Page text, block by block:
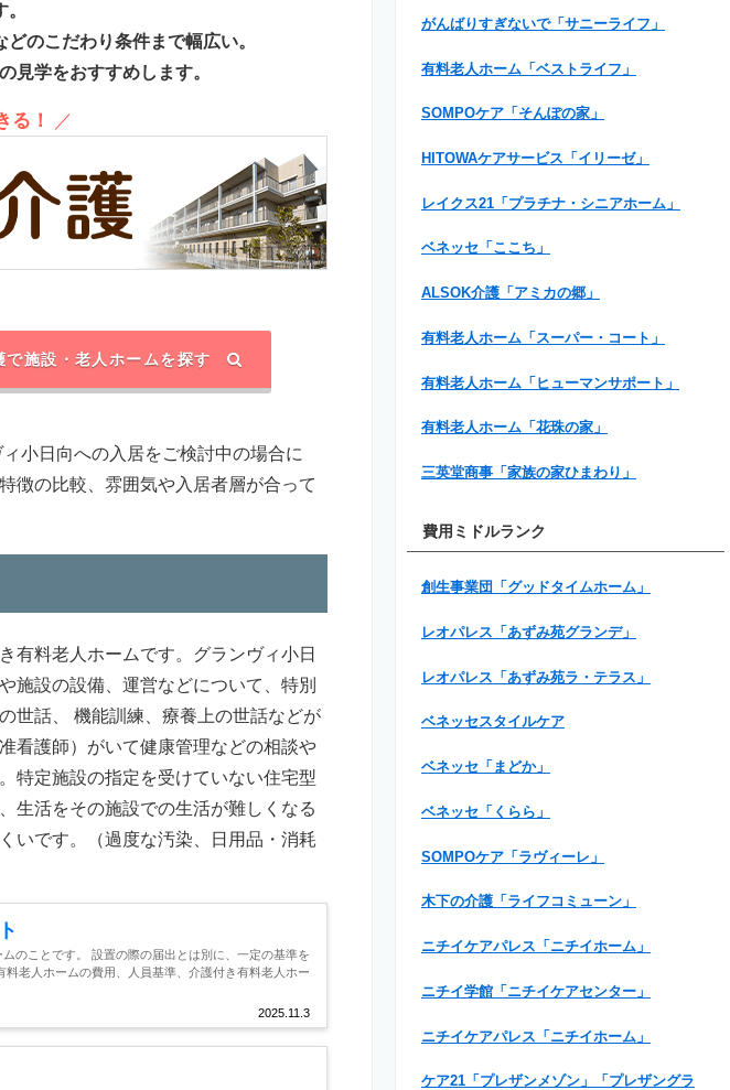
のこだわり条件まで幅広い。
見学をおすすめします。
る！ ／
で施設・老人ホームを探す
小日向への入居をご検討中の場合に
徴の比較、雰囲気や入居者層が合って
有料老人ホームです。グランヴィ小日
施設の設備、運営などについて、特別
世話、 機能訓練、療養上の世話などが
看護師）がいて健康管理などの相談や
特定施設の指定を受けていない住宅型
生活をその施設での生活が難しくなる
いです。（過度な汚染、日用品・消耗
2025.11.3
のことです。 設置の際の届出とは別に、一定の基準を
老人ホームの費用、人員基準、介護付き有料老人ホー
がんばりすぎないで「サニーライフ」
有料老人ホーム「ベストライフ」
SOMPOケア「そんぽの家」
HITOWAケアサービス「イリーゼ」
レイクス21「プラチナ・シニアホーム」
ベネッセ「ここち」
ALSOK介護「アミカの郷」
有料老人ホーム「スーパー・コート」
有料老人ホーム「ヒューマンサポート」
有料老人ホーム「花珠の家」
三英堂商事「家族の家ひまわり」
費用ミドルランク
創生事業団「グッドタイムホーム」
レオパレス「あずみ苑グランデ」
レオパレス「あずみ苑ラ・テラス」
ベネッセスタイルケア
ベネッセ「まどか」
ベネッセ「くらら」
SOMPOケア「ラヴィーレ」
木下の介護「ライフコミューン」
ニチイケアパレス「ニチイホーム」
ニチイ学館「ニチイケアセンター」
ニチイケアパレス「ニチイホーム」
ケア21「プレザンメゾン」「プレザングラ